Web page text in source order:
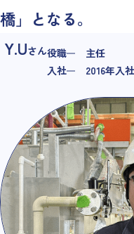
橋」となる。
Y.Uさん役職
主任
入社
2016年入社